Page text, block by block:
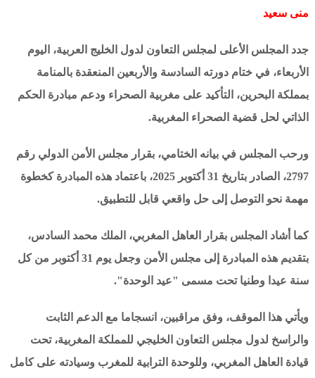
منى سعيد
جدد المجلس الأعلى لمجلس التعاون لدول الخليج العربية، اليوم
الأربعاء، في ختام دورته السادسة والأربعين المنعقدة بالمنامة
بمملكة البحرين، التأكيد على مغربية الصحراء ودعم مبادرة الحكم
الذاتي لحل قضية الصحراء المغربية.
ورحب المجلس في بيانه الختامي، بقرار مجلس الأمن الدولي رقم
2797، الصادر بتاريخ 31 أكتوبر 2025، باعتماد هذه المبادرة كخطوة
مهمة نحو التوصل إلى حل واقعي قابل للتطبيق.
كما أشاد المجلس بقرار العاهل المغربي، الملك محمد السادس،
بتقديم هذه المبادرة إلى مجلس الأمن وجعل يوم 31 أكتوبر من كل
سنة عيدا وطنيا تحت مسمى "عيد الوحدة".
ويأتي هذا الموقف، وفق مراقبين، انسجاما مع الدعم الثابت
والراسخ لدول مجلس التعاون الخليجي للمملكة المغربية، تحت
قيادة العاهل المغربي، وللوحدة الترابية للمغرب وسيادته على كامل